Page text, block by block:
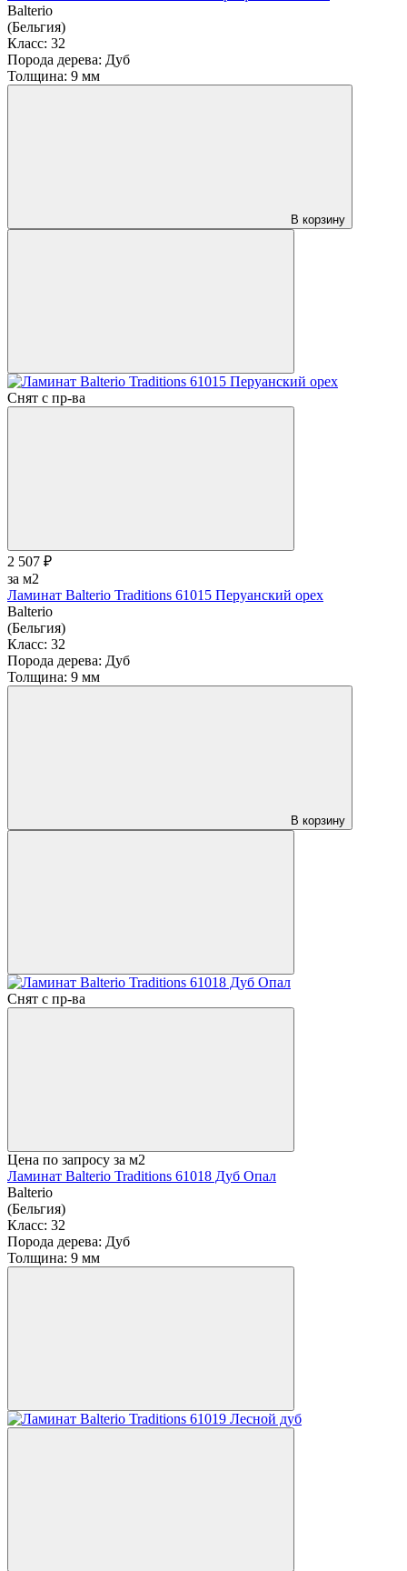
Balterio
(Бельгия)
Класс: 32
Порода дерева: Дуб
Толщина: 9 мм
В корзину
Снят с пр-ва
2 507 ₽
за м2
Ламинат Balterio Traditions 61015 Перуанский орех
Balterio
(Бельгия)
Класс: 32
Порода дерева: Дуб
Толщина: 9 мм
В корзину
Снят с пр-ва
Цена по запросу за м2
Ламинат Balterio Traditions 61018 Дуб Опал
Balterio
(Бельгия)
Класс: 32
Порода дерева: Дуб
Толщина: 9 мм